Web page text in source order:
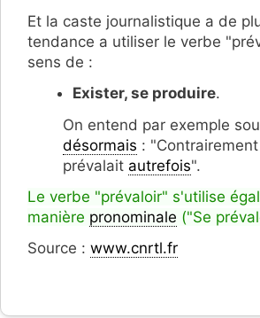
Et la caste journalistique a de
tendance a utiliser le verbe
sens de :
Exister, se produire.
On entend par exemple
désormais :
prévalait autrefois".
Le verbe "prévaloir" s'utilise
manière pronominale ("Se
Source : www.cnrtl.fr